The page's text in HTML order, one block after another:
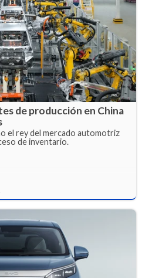
de producción en China
el rey del mercado automotriz
de inventario.